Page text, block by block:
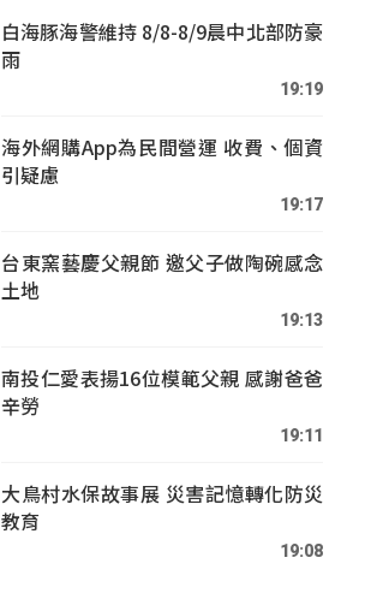
白海豚海警維持 8/8-8/9晨中北部防豪
雨
19:19
海外網購App為民間營運 收費、個資
引疑慮
19:17
台東窯藝慶父親節 邀父子做陶碗感念
土地
19:13
南投仁愛表揚16位模範父親 感謝爸爸
辛勞
19:11
大鳥村水保故事展 災害記憶轉化防災
教育
19:08